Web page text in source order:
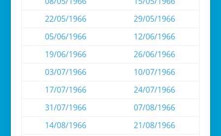
22/05/1966
29/05/1966
05/06/1966
12/06/1966
19/06/1966
26/06/1966
03/07/1966
10/07/1966
17/07/1966
24/07/1966
31/07/1966
07/08/1966
14/08/1966
21/08/1966